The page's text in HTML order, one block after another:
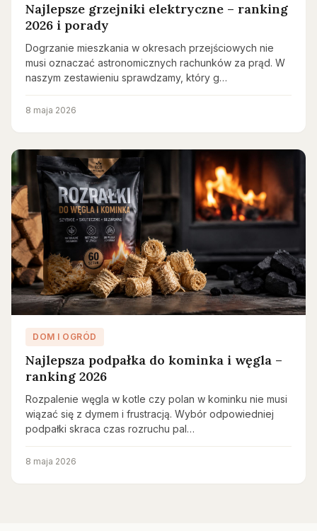
Najlepsze grzejniki elektryczne – ranking
2026 i porady
Dogrzanie mieszkania w okresach przejściowych nie
musi oznaczać astronomicznych rachunków za prąd. W
naszym zestawieniu sprawdzamy, który g…
8 maja 2026
DOM I OGRÓD
Najlepsza podpałka do kominka i węgla –
ranking 2026
Rozpalenie węgla w kotle czy polan w kominku nie musi
wiązać się z dymem i frustracją. Wybór odpowiedniej
podpałki skraca czas rozruchu pal…
8 maja 2026